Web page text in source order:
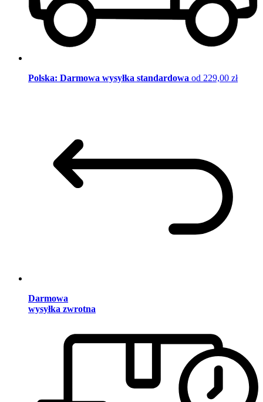
Polska: Darmowa wysyłka standardowa od 229,00 zł
Darmowa
wysyłka zwrotna